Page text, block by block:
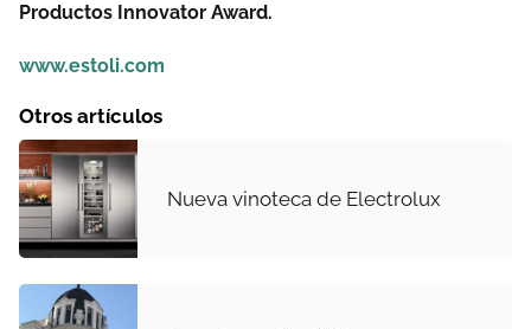
Productos Innovator Award.
www.estoli.com
Otros artículos
Nueva vinoteca de Electrolux